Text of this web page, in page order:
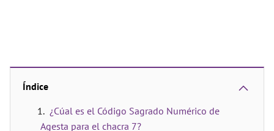
Índice
¿Cúal es el Código Sagrado Numérico de
Agesta para el chacra 7?